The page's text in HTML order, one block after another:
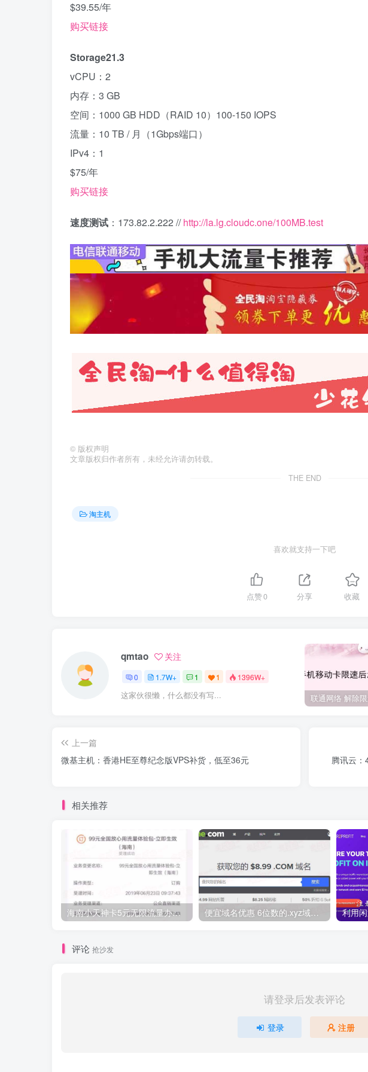
$39.55/年
购买链接
Storage21.3
vCPU：2
内存：3 GB
空间：1000 GB HDD（RAID 10）100-150 IOPS
流量：10 TB / 月（1Gbps端口）
IPv4：1
$75/年
购买链接
速度测试 ：173.82.2.222 //http://la.lg.cloudc.one/100MB.test
© 版权声明
文章版权归作者所有，未经允许请勿转载。
THE END
淘主机
喜欢就支持一下吧
点赞0 分享 收藏
qmtao 关注
0 1.7W+ 1 1 1396W+
这家伙很懒，什么都没有写...
上一篇
微基主机：香港HE至尊纪念版VPS补货，低至36元
腾讯云
相关推荐
海南小天神卡5元无限流量办理的方法，5元流量不限量自行车来了 便宜域名优惠 6位数的.xyz域名 注册10年 仅需5.89美元折33元！
评论 抢沙发
请登录后发表评论
登录 注册